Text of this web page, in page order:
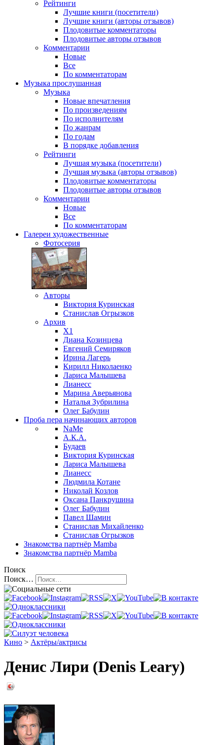
Рейтинги
Лучшие книги (посетители)
Лучшие книги (авторы отзывов)
Плодовитые комментаторы
Плодовитые авторы отзывов
Комментарии
Новые
Все
По комментаторам
Музыка прослушанная
Музыка
Новые впечатления
По произведениям
По исполнителям
По жанрам
По годам
В порядке добавления
Рейтинги
Лучшая музыка (посетители)
Лучшая музыка (авторы отзывов)
Плодовитые комментаторы
Плодовитые авторы отзывов
Комментарии
Новые
Все
По комментаторам
Галереи художественные
Фотосерия
Авторы
Виктория Куринская
Станислав Огрызков
Архив
X1
Диана Козинцева
Евгений Семиряков
Ирина Лагерь
Кирилл Николаенко
Лариса Малышева
Лианесс
Марина Аверьянова
Наталья Зубрилина
Олег Бабулин
Проба пера начинающих авторов
NaMe
А.К.А.
Будаев
Виктория Куринская
Лариса Малышева
Лианесс
Людмила Котане
Николай Козлов
Оксана Панкрушина
Олег Бабулин
Павел Шамин
Станислав Михайленко
Станислав Огрызков
Знакомства партнёр Mamba
Знакомства партнёр Mamba
Поиск
Поиск…
Кино > Актёры/актрисы
Денис Лири (Denis Leary)